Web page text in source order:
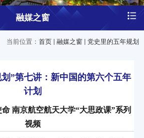
融媒之窗
当前位置： 首页 融媒之窗 党史里的五年规划
”第七讲：新中国的第六个五年
计划
南京航空航天大学“大思政课”系列
视频